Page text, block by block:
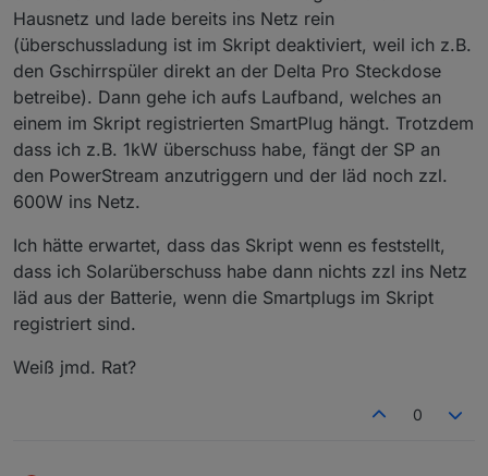
Hausnetz und lade bereits ins Netz rein
(überschussladung ist im Skript deaktiviert, weil ich z.B.
den Gschirrspüler direkt an der Delta Pro Steckdose
betreibe). Dann gehe ich aufs Laufband, welches an
einem im Skript registrierten SmartPlug hängt. Trotzdem
dass ich z.B. 1kW überschuss habe, fängt der SP an
den PowerStream anzutriggern und der läd noch zzl.
600W ins Netz.
Ich hätte erwartet, dass das Skript wenn es feststellt,
dass ich Solarüberschuss habe dann nichts zzl ins Netz
läd aus der Batterie, wenn die Smartplugs im Skript
registriert sind.
Weiß jmd. Rat?
0